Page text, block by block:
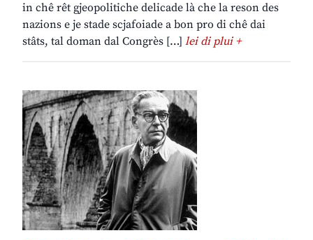
in chê rêt gjeopolitiche delicade là che la reson des
nazions e je stade scjafoiade a bon pro di chê dai
stâts, tal doman dal Congrès […] lei di plui +